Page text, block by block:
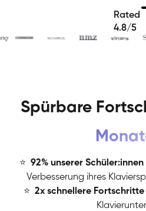
Rated
4.8/5
Spürbare
⭐ 92% unserer Schüler:innen
Verbesserung ihres
⭐ 2x schnellere Fortschritte